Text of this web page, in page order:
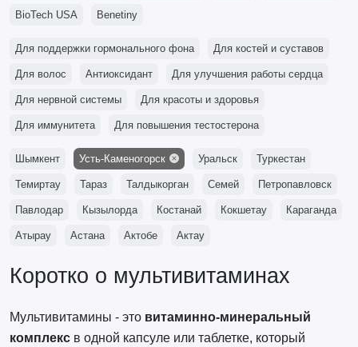
BioTech USA Benetiny
Для поддержки гормонального фона Для костей и суставов
Для волос Антиоксидант Для улучшения работы сердца
Для нервной системы Для красоты и здоровья
Для иммунитета Для повышения тестостерона
Шымкент Усть-Каменогорск Уральск Туркестан
Темиртау Тараз Талдыкорган Семей Петропавловск
Павлодар Кызылорда Костанай Кокшетау Караганда
Атырау Астана Актобе Актау
Коротко о мультивитаминах
Мультивитамины - это витаминно-минеральный
комплексв одной капсуле или таблетке, который